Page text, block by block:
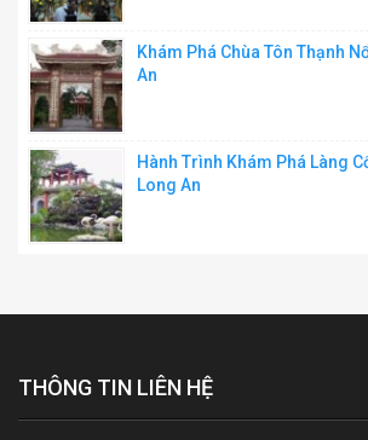
Khám Phá Chùa Tôn Thạnh
An
Hành Trình Khám Phá Làng
Long An
THÔNG TIN LIÊN HỆ